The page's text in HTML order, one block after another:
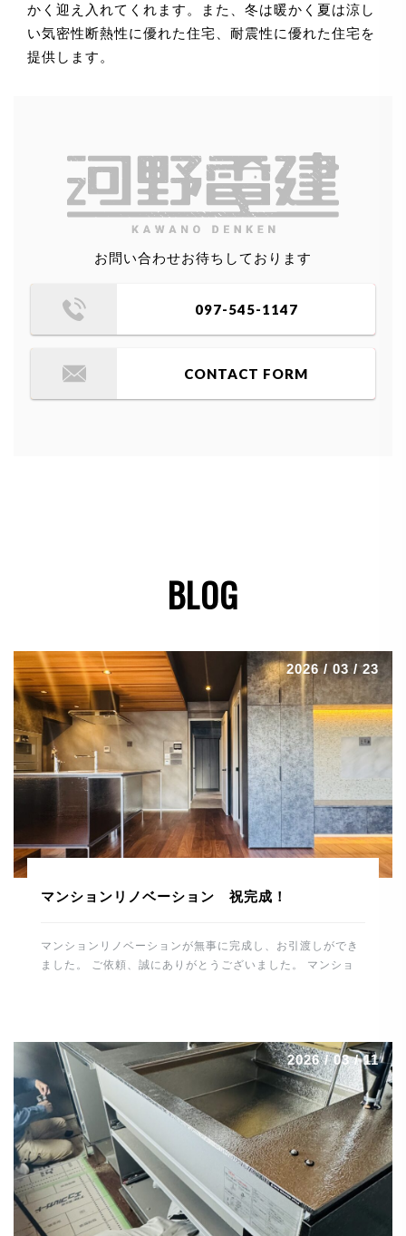
かく迎え入れてくれます。また、冬は暖かく夏は涼し
い気密性断熱性に優れた住宅、耐震性に優れた住宅を
提供します。
お問い合わせお待ちしております
097-545-1147
CONTACT FORM
BLOG
2026 / 03 / 23
マンションリノベーション 祝完成！
マンションリノベーションが無事に完成し、お引渡しができ
ました。 ご依頼、誠にありがとうございました。 マンショ
ありがとうございました。 河野電建 代表取締役 河野晋也
2026 / 03 / 11